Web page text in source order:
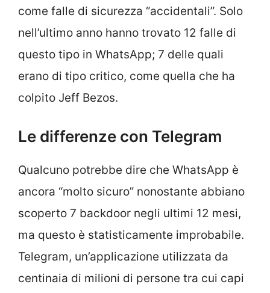
come falle di sicurezza “accidentali”. Solo
nell’ultimo anno hanno trovato 12 falle di
questo tipo in WhatsApp; 7 delle quali
erano di tipo critico, come quella che ha
colpito Jeff Bezos.
Le differenze con Telegram
Qualcuno potrebbe dire che WhatsApp è
ancora “molto sicuro” nonostante abbiano
scoperto 7 backdoor negli ultimi 12 mesi,
ma questo è statisticamente improbabile.
Telegram, un’applicazione utilizzata da
centinaia di milioni di persone tra cui capi